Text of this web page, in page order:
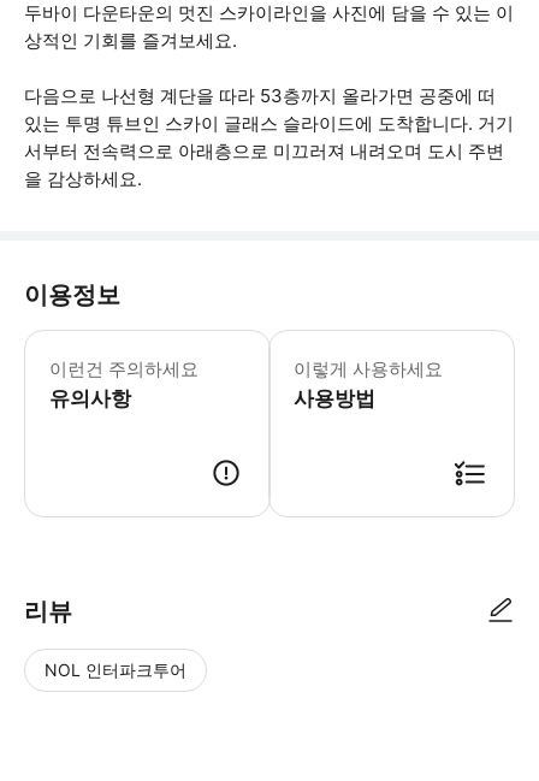
두바이 다운타운의 멋진 스카이라인을 사진에 담을 수 있는 이
상적인 기회를 즐겨보세요.
다음으로 나선형 계단을 따라 53층까지 올라가면 공중에 떠
있는 투명 튜브인 스카이 글래스 슬라이드에 도착합니다. 거기
서부터 전속력으로 아래층으로 미끄러져 내려오며 도시 주변
을 감상하세요.
이용정보
이런건 주의하세요
유의사항
예약 시 선택한 시간대에 부르즈 할리
이렇게 사용하세요
사용방법
리뷰
NOL 인터파크투어